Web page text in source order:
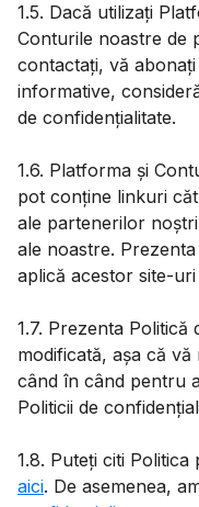
1.5. Dacă utilizați
Conturile noastre de
contactați, vă
informative,
de confidențialitate.
1.6. Platforma și
pot conține linkuri
ale partenerilor
ale noastre.
aplică acestor site-
1.7. Prezenta
modificată, așa că
când în când pentru
Politicii de
1.8. Puteți citi
aici. De asemenea,